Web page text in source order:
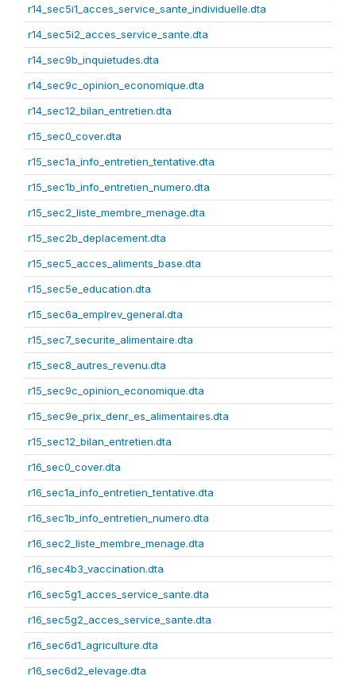
r14_sec5i1_acces_service_sante_individuelle.dta
r14_sec5i2_acces_service_sante.dta
r14_sec9b_inquietudes.dta
r14_sec9c_opinion_economique.dta
r14_sec12_bilan_entretien.dta
r15_sec0_cover.dta
r15_sec1a_info_entretien_tentative.dta
r15_sec1b_info_entretien_numero.dta
r15_sec2_liste_membre_menage.dta
r15_sec2b_deplacement.dta
r15_sec5_acces_aliments_base.dta
r15_sec5e_education.dta
r15_sec6a_emplrev_general.dta
r15_sec7_securite_alimentaire.dta
r15_sec8_autres_revenu.dta
r15_sec9c_opinion_economique.dta
r15_sec9e_prix_denr_es_alimentaires.dta
r15_sec12_bilan_entretien.dta
r16_sec0_cover.dta
r16_sec1a_info_entretien_tentative.dta
r16_sec1b_info_entretien_numero.dta
r16_sec2_liste_membre_menage.dta
r16_sec4b3_vaccination.dta
r16_sec5g1_acces_service_sante.dta
r16_sec5g2_acces_service_sante.dta
r16_sec6d1_agriculture.dta
r16_sec6d2_elevage.dta